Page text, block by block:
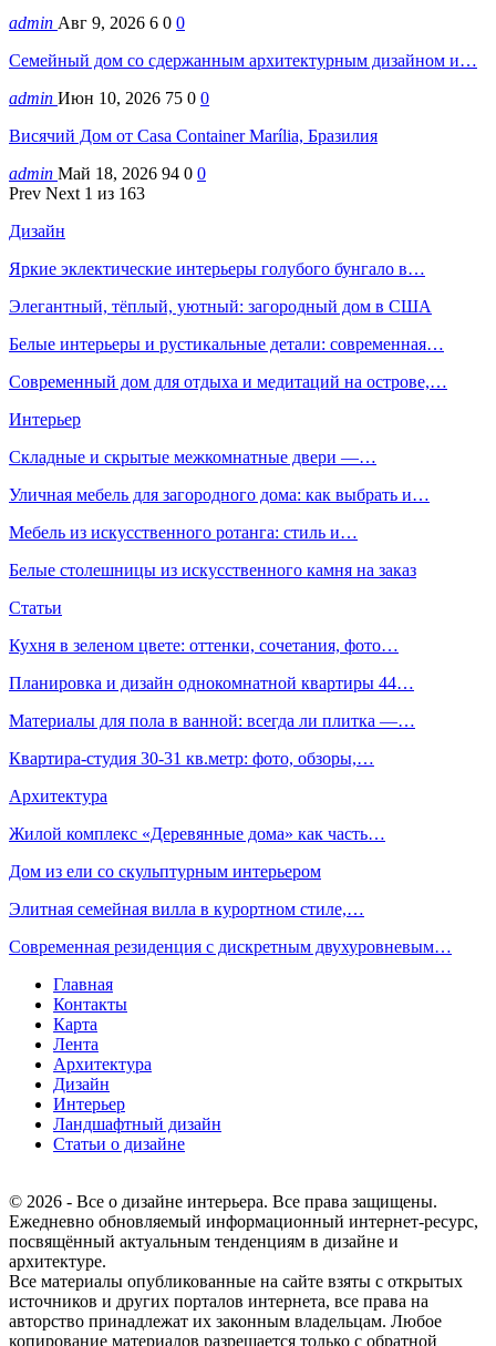
admin Авг 9, 2026 6 0 0
Семейный дом со сдержанным архитектурным дизайном и…
admin Июн 10, 2026 75 0 0
Висячий Дом от Casa Container Marília, Бразилия
admin Май 18, 2026 94 0 0
Prev Next 1 из 163
Дизайн
Яркие эклектические интерьеры голубого бунгало в…
Элегантный, тёплый, уютный: загородный дом в США
Белые интерьеры и рустикальные детали: современная…
Современный дом для отдыха и медитаций на острове,…
Интерьер
Складные и скрытые межкомнатные двери —…
Уличная мебель для загородного дома: как выбрать и…
Мебель из искусственного ротанга: стиль и…
Белые столешницы из искусственного камня на заказ
Статьи
Кухня в зеленом цвете: оттенки, сочетания, фото…
Планировка и дизайн однокомнатной квартиры 44…
Материалы для пола в ванной: всегда ли плитка —…
Квартира-студия 30-31 кв.метр: фото, обзоры,…
Архитектура
Жилой комплекс «Деревянные дома» как часть…
Дом из ели со скульптурным интерьером
Элитная семейная вилла в курортном стиле,…
Современная резиденция с дискретным двухуровневым…
Главная
Контакты
Карта
Лента
Архитектура
Дизайн
Интерьер
Ландшафтный дизайн
Статьи о дизайне
© 2026 - Все о дизайне интерьера. Все права защищены.
Ежедневно обновляемый информационный интернет-ресурс,
посвящённый актуальным тенденциям в дизайне и
архитектуре.
Все материалы опубликованные на сайте взяты с открытых
источников и других порталов интернета, все права на
авторство принадлежат их законным владельцам. Любое
копирование материалов разрешается только с обратной